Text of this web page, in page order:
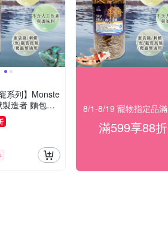
系列】Monste
造者 麵包蟲1
袋鼯
類 爬蟲類適
滿599享88折